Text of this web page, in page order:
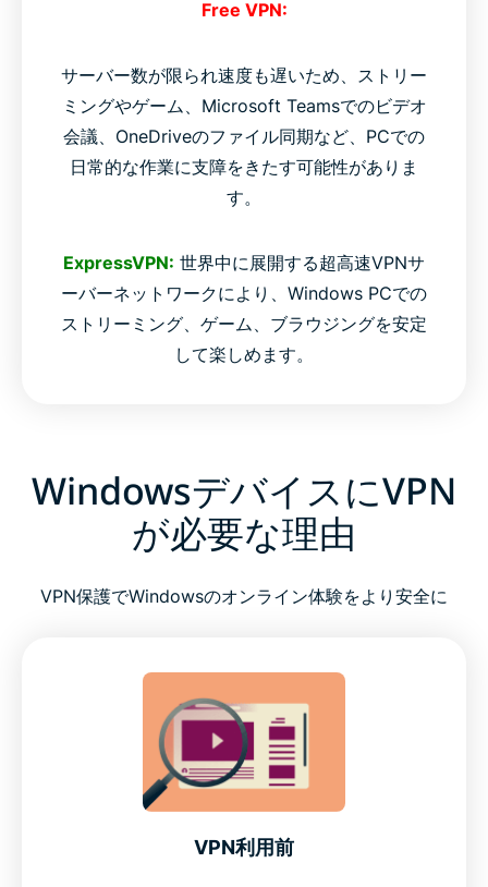
Free VPN:
サーバー数が限られ速度も遅いため、ストリー
ミングやゲーム、Microsoft Teamsでのビデオ
会議、OneDriveのファイル同期など、PCでの
日常的な作業に支障をきたす可能性がありま
す。
ExpressVPN: 世界中に展開する超高速VPNサ
ーバーネットワークにより、Windows PCでの
ストリーミング、ゲーム、ブラウジングを安定
して楽しめます。
WindowsデバイスにVPN
が必要な理由
VPN保護でWindowsのオンライン体験をより安全に
VPN利用前